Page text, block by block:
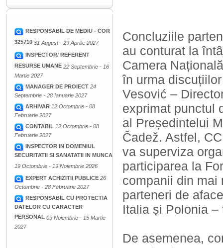
RESPONSABIL DE MEDIU - COR
325710 31 August - 29 Aprilie 2027
INSPECTOR/ REFERENT
RESURSE UMANE 22 Septembrie - 16
Martie 2027
MANAGER DE PROIECT 24
Septembrie - 28 Ianuarie 2027
ARHIVAR 12 Octombrie - 08
Februarie 2027
CONTABIL 12 Octombrie - 08
Februarie 2027
INSPECTOR IN DOMENIUL
SECURITATII SI SANATATII IN MUNCA
19 Octombrie - 19 Noiembrie 2026
EXPERT ACHIZITII PUBLICE 26
Octombrie - 28 Februarie 2027
RESPONSABIL CU PROTECTIA
DATELOR CU CARACTER
PERSONAL 09 Noiembrie - 15 Martie
2027
Concluziile
au conturat la
Camera
în urma
Vesović –
exprimat punctul
al Președintelui
Čadež. Astfel,
va superviza
participarea la
companii din mai
parteneri de
Italia și Polonia
De asemenea,